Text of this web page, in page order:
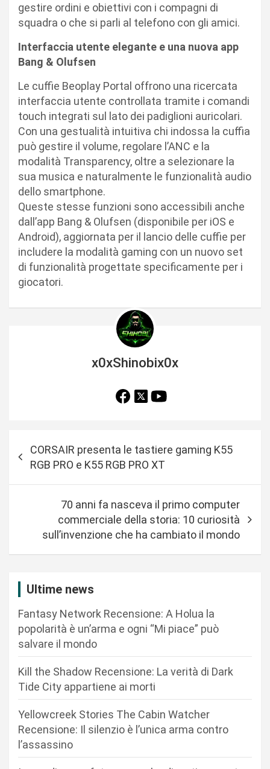
gestire ordini e obiettivi con i compagni di
squadra o che si parli al telefono con gli amici.
Interfaccia utente elegante e una nuova app
Bang & Olufsen
Le cuffie Beoplay Portal offrono una ricercata
interfaccia utente controllata tramite i comandi
touch integrati sul lato dei padiglioni auricolari.
Con una gestualità intuitiva chi indossa la cuffia
può gestire il volume, regolare l’ANC e la
modalità Transparency, oltre a selezionare la
sua musica e naturalmente le funzionalità audio
dello smartphone.
Queste stesse funzioni sono accessibili anche
dall’app Bang & Olufsen (disponibile per iOS e
Android), aggiornata per il lancio delle cuffie per
includere la modalità gaming con un nuovo set
di funzionalità progettate specificamente per i
giocatori.
x0xShinobix0x
z
CORSAIR presenta le tastiere gaming K55
RGB PRO e K55 RGB PRO XT
70 anni fa nasceva il primo computer
commerciale della storia: 10 curiosità
sull’invenzione che ha cambiato il mondo
Ultime news
Fantasy Network Recensione: A Holua la
popolarità è un’arma e ogni “Mi piace” può
salvare il mondo
Kill the Shadow Recensione: La verità di Dark
Tide City appartiene ai morti
Yellowcreek Stories The Cabin Watcher
Recensione: Il silenzio è l’unica arma contro
l’assassino